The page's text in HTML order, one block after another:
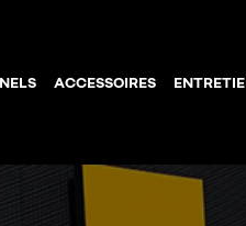
ACCESSOIRES